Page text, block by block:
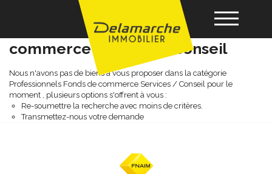
Acheter
Louer
Professionnels fonds de
commerce services / conseil
Nous n'avons pas de biens à vous proposer dans la catégorie
Professionnels Fonds de commerce Services / Conseil pour le
moment , plusieurs options s'offrent à vous :
Re-soumettre la recherche avec moins de critères.
Transmettez-nous votre demande